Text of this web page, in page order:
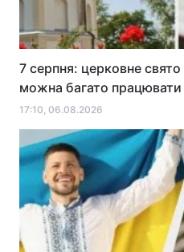
7 серпня: церковне
можна багато працювати
17:10, 06.08.2026